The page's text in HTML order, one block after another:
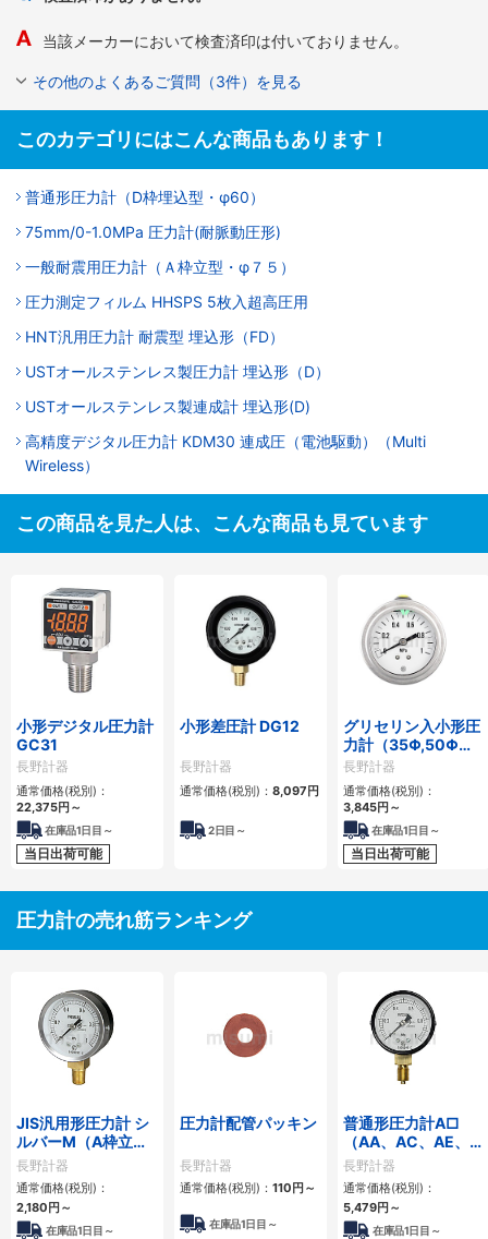
当該メーカーにおいて検査済印は付いておりません。
その他のよくあるご質問（3件）を見る
このカテゴリにはこんな商品もあります！
普通形圧力計（D枠埋込型・φ60）
75mm/0-1.0MPa 圧力計(耐脈動圧形)
一般耐震用圧力計（Ａ枠立型・φ７５）
圧力測定フィルム HHSPS 5枚入超高圧用
HNT汎用圧力計 耐震型 埋込形（FD）
USTオールステンレス製圧力計 埋込形（D）
USTオールステンレス製連成計 埋込形(D)
高精度デジタル圧力計 KDM30 連成圧（電池駆動）（Multi
Wireless）
この商品を見た人は、こんな商品も見ています
小形デジタル圧力計
GC31
長野計器
通常価格(税別)：
22,375円～
在庫品1日目～
当日出荷可能
小形差圧計 DG12
長野計器
通常価格(税別)： 8,097円
2日目～
グリセリン入小形圧
力計（35Φ,50Φ）
GV95,GV97
長野計器
通常価格(税別)：
3,845円～
在庫品1日目～
当日出荷可能
圧力計の売れ筋ランキング
JIS汎用形圧力計 シ
ルバーM（A枠立
形・Φ60・テーパー
ねじ）GS50-171
長野計器
通常価格(税別)：
2,180円～
在庫品1日目～
圧力計配管パッキン
長野計器
通常価格(税別)： 110円～
在庫品1日目～
普通形圧力計A□
（AA、AC、AE、
AG、AJ）
長野計器
通常価格(税別)：
5,479円～
在庫品1日目～